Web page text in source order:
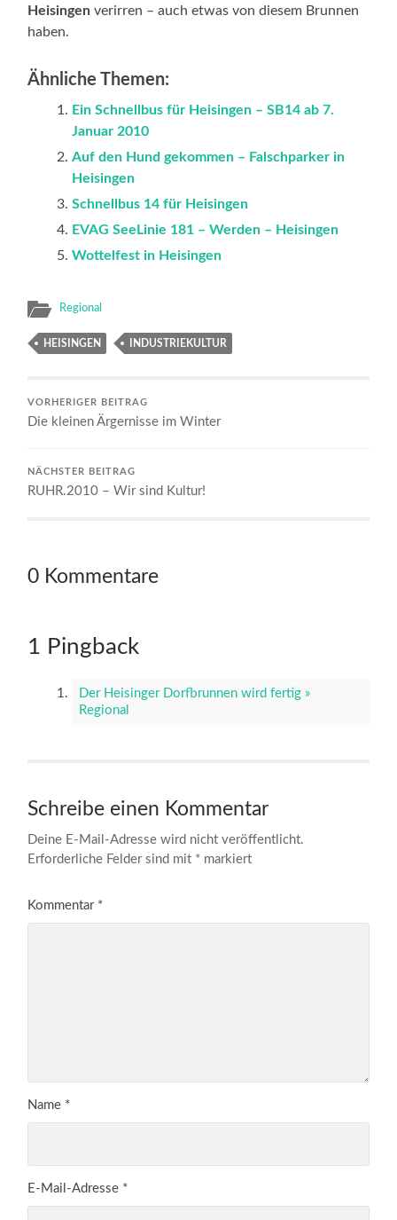
Heisingen verirren – auch etwas von diesem Brunnen
haben.
Ähnliche Themen:
Ein Schnellbus für Heisingen – SB14 ab 7.
Januar 2010
Auf den Hund gekommen – Falschparker in
Heisingen
Schnellbus 14 für Heisingen
EVAG SeeLinie 181 – Werden – Heisingen
Wottelfest in Heisingen
Regional
HEISINGEN INDUSTRIEKULTUR
VORHERIGER BEITRAG
Die kleinen Ärgernisse im Winter
NÄCHSTER BEITRAG
RUHR.2010 – Wir sind Kultur!
0 Kommentare
1 Pingback
Der Heisinger Dorfbrunnen wird fertig »
Regional
Schreibe einen Kommentar
Deine E-Mail-Adresse wird nicht veröffentlicht.
Erforderliche Felder sind mit * markiert
Kommentar *
Name *
E-Mail-Adresse *